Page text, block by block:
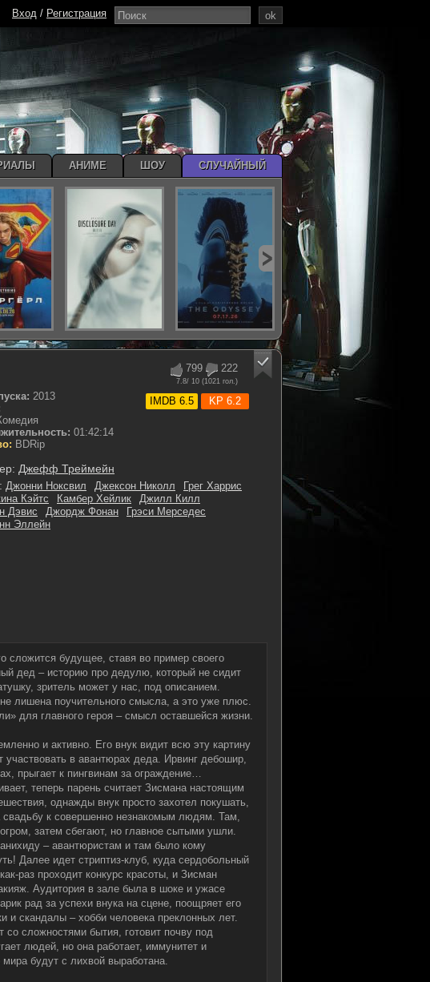
799 222
7.8/ 10 (1021 гол.)
IMDB 6.5 KP 6.2
2013
01:42:14
BDRip
Джефф Треймейн
Джонни Ноксвил Джексон Николл
Грег Харрис
Кэйтс
Камбер Хейлик
Джилл Килл
Дэвис
Джордж Фонан
Грэси Мерседес
Эллейн
сложится будущее, ставя во пример своего
дед – историю про дедулю, который не сидит
зритель может у нас, под описанием.
лишена поучительного смысла, а это уже плюс.
для главного героя – смысл оставшейся жизни.
и активно. Его внук видит всю эту картину
участвовать в авантюрах деда. Ирвинг дебошир,
прыгает к пингвинам за ограждение…
теперь парень считает Зисмана настоящим
однажды внук просто захотел покушать,
свадьбу к совершенно незнакомым людям. Там,
затем сбегают, но главное сытыми ушли.
– авантюристам и там было кому
Далее идет стриптиз-клуб, куда сердобольный
раз проходит конкурс красоты, и Зисман
Аудитория в зале была в шоке и ужасе
рад за успехи внука на сцене, поощряет его
и скандалы – хобби человека преклонных лет.
со сложностями бытия, готовит почву под
людей, но она работает, иммунитет и
будут с лихвой выработана.
ok
Вход / Регистрация
АНИМЕ ШОУ СЛУЧАЙНЫЙ